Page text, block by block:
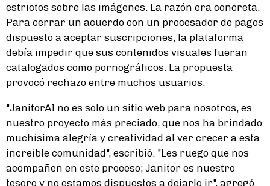
estrictos sobre las imágenes. La razón era concreta.
Para cerrar un acuerdo con un procesador de pagos
dispuesto a aceptar suscripciones, la plataforma
debía impedir que sus contenidos visuales fueran
catalogados como pornográficos. La propuesta
provocó rechazo entre muchos usuarios.
"JanitorAI no es solo un sitio web para nosotros, es
nuestro proyecto más preciado, que nos ha brindado
muchísima alegría y creatividad al ver crecer a esta
increíble comunidad", escribió. "Les ruego que nos
acompañen en este proceso; Janitor es nuestro
tesoro y no estamos dispuestos a dejarlo ir", agregó.